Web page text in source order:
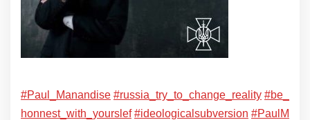
#Paul_Manandise #russia_try_to_change_reality #be_
honnest_with_yourslef #іdeologicalsubversion #PaulM